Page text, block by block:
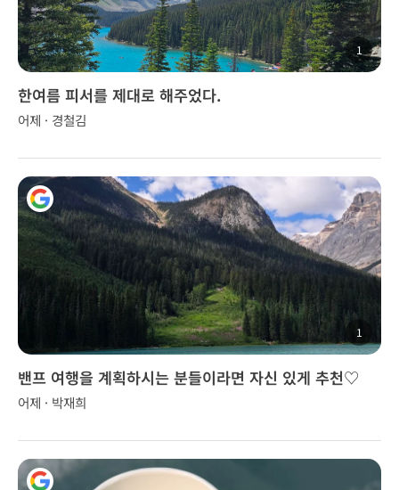
1
한여름 피서를 제대로 해주었다.
어제 · 경철김
1
밴프 여행을 계획하시는 분들이라면 자신 있게 추천♡
어제 · 박재희